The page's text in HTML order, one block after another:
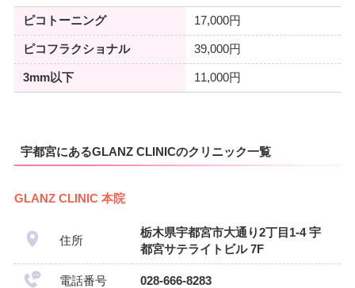
ピコトーニング 17,000円
ピコフラクショナル 39,000円
3mm以下 11,000円
宇都宮にあるGLANZ CLINICのクリニック一覧
GLANZ CLINIC 本院
住所
栃木県宇都宮市大通り2丁目1-4 宇
都宮サテライトビル 7F
電話番号 028-666-8283